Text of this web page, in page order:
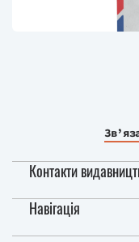
Контакти
Навігація